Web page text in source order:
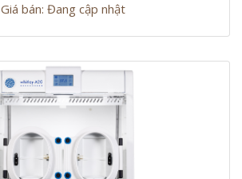
Giá bán: Đang cập nhật